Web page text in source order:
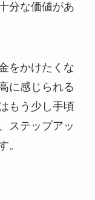
分な価値があ
をかけたくな
に感じられる
もう少し手頃
ステップアッ
。